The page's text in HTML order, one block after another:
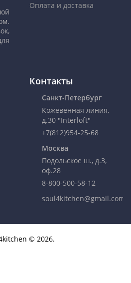
Оплата и доставка
Контакты
Санкт-Петербург
Кожевенная линия,
д.30 "Interloft"
+7(812)954-25-68
Москва
Подольское ш., д.3,
оф.28
8-800-500-58-12
soul4kitchen@gmail.com
© 2026.